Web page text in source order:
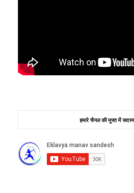
हमारे चैनल की मुफ्त में